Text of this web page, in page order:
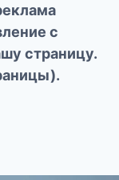
с
страницу.